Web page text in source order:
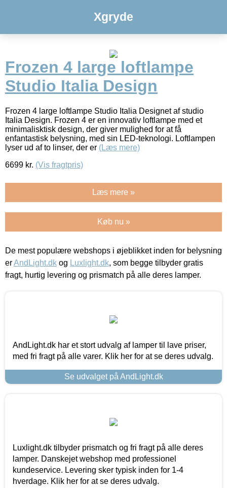
Xgryde
Frozen 4 large loftlampe
Studio Italia Design
Frozen 4 large loftlampe Studio Italia Designet af studio
Italia Design. Frozen 4 er en innovativ loftlampe med et
minimalisktisk design, der giver mulighed for at få
enfantastisk belysning, med sin LED-teknologi. Loftlampen
lyser ud af to linser, der er (Læs mere)
6699 kr. (Vis fragtpris)
Læs mere »
Køb nu »
De mest populære webshops i øjeblikket inden for belysning
erAndLight.dk og Luxlight.dk, som begge tilbyder gratis
fragt, hurtig levering og prismatch på alle deres lamper.
AndLight.dk har et stort udvalg af lamper til lave priser,
med fri fragt på alle varer. Klik her for at se deres udvalg.
Se udvalget på AndLight.dk
Luxlight.dk tilbyder prismatch og fri fragt på alle deres
lamper. Danskejet webshop med professionel
kundeservice. Levering sker typisk inden for 1-4
hverdage. Klik her for at se deres udvalg.